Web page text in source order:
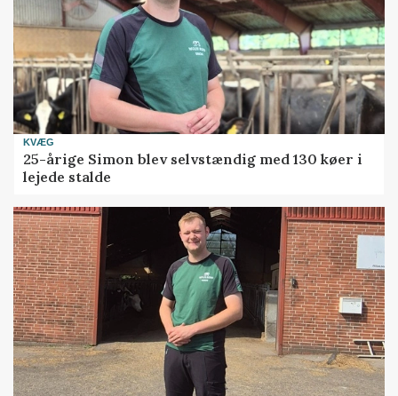
KVÆG
25-årige Simon blev selvstændig med 130 køer i
lejede stalde